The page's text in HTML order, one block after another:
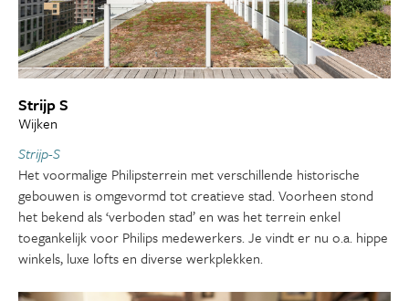
Strijp S
Wijken
Strijp-S
Het voormalige Philipsterrein met verschillende historische
gebouwen is omgevormd tot creatieve stad. Voorheen stond
het bekend als ‘verboden stad’ en was het terrein enkel
toegankelijk voor Philips medewerkers. Je vindt er nu o.a. hippe
winkels, luxe lofts en diverse werkplekken.